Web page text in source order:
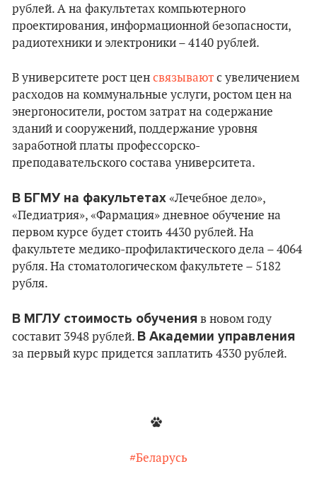
рублей. А на факультетах компьютерного
проектирования, информационной безопасности,
радиотехники и электроники – 4140 рублей.
В университете рост цен связывают с увеличением
расходов на коммунальные услуги, ростом цен на
энергоносители, ростом затрат на содержание
зданий и сооружений, поддержание уровня
заработной платы профессорско-
преподавательского состава университета.
В БГМУ на факультетах «Лечебное дело»,
«Педиатрия», «Фармация» дневное обучение на
первом курсе будет стоить 4430 рублей. На
факультете медико-профилактического дела – 4064
рубля. На стоматологическом факультете – 5182
рубля.
В МГЛУ стоимость обучения в новом году
составит 3948 рублей. В Академии управления
за первый курс придется заплатить 4330 рублей.
#Беларусь